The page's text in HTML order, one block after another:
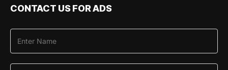
CONTACT US FOR ADS